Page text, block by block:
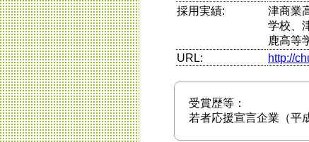
採用実績:
津商業
学校、
鹿高等
URL:
http://
受賞歴等：
若者応援宣言企業（平